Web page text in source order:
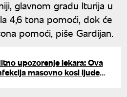
glavnom gradu Iturija u
4,6 tona pomoći, dok će
pomoći, piše Gardijan.
upozorenje lekara: Ova
masovno kosi ljude